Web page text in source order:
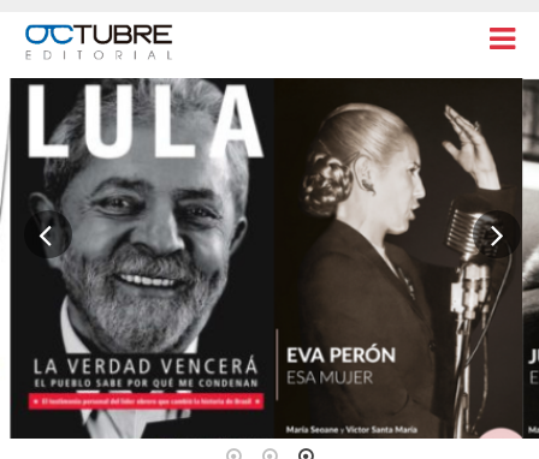
COMPRÁ UN LIBRO DE
OCTUBRE ACÁ